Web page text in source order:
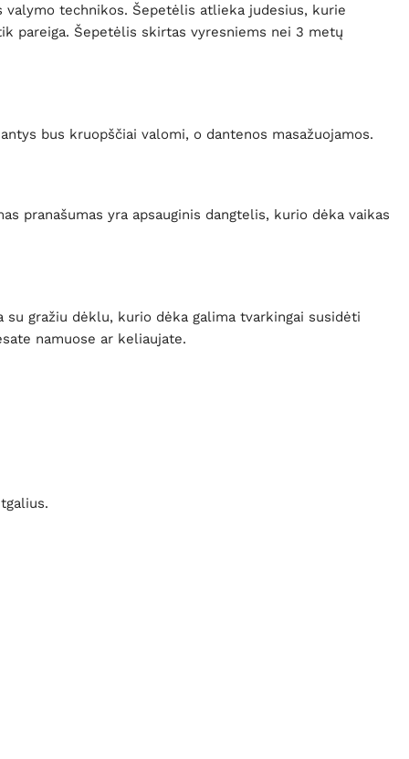
technikos. Šepetėlis atlieka judesius, kurie
pareiga. Šepetėlis skirtas vyresniems nei 3 metų
bus kruopščiai valomi, o dantenos masažuojamos.
pranašumas yra apsauginis dangtelis, kurio dėka vaikas
gražiu dėklu, kurio dėka galima tvarkingai susidėti
namuose ar keliaujate.